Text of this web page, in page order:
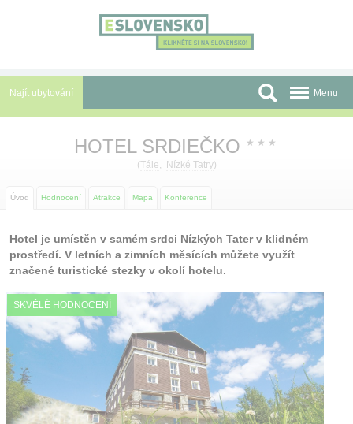
Najít ubytování
Autobusové zájezdy
Před cestou
Atrakce
O nás
Kontakt
Menu
HOTEL SRDIEČKO ★ ★ ★
(Tále, Nízké Tatry)
Úvod Hodnocení Atrakce Mapa Konference
Hotel je umístěn v samém srdci Nízkých Tater v klidném
prostředí. V letních a zimních měsících můžete využít
značené turistické stezky v okolí hotelu.
SKVĚLÉ HODNOCENÍ